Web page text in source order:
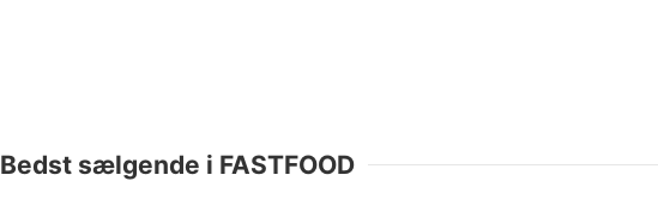
Bedst sælgende i FASTFOOD